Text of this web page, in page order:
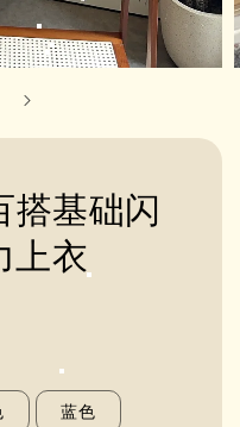
搭基础闪
上衣
蓝色